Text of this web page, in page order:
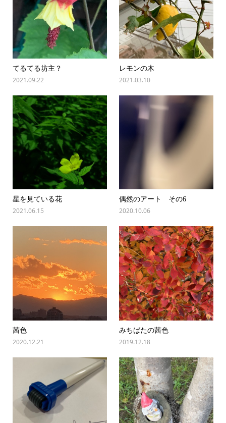
てるてる坊主？
2021.09.22
レモンの木
2021.03.10
星を見ている花
2021.06.15
偶然のアート その6
2020.10.06
茜色
2020.12.21
みちばたの茜色
2019.12.18